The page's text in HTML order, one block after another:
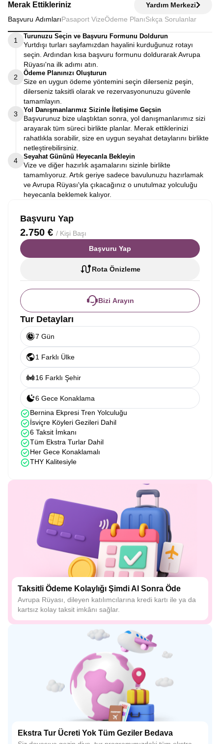
Yolları’nın konforu ve hizmet kalitesiyle seyahat edersiniz.
Merak Ettikleriniz
Yardım Merkezi
Başvuru AdımlarıPasaport VizeÖdeme Planı Sıkça Sorulanlar
1
Turunuzu Seçin ve Başvuru Formunu Doldurun
Yurtdışı turları sayfamızdan hayalini kurduğunuz rotayı
seçin. Ardından kısa başvuru formunu doldurarak Avrupa
Rüyası'na ilk adımı atın.
2
Ödeme Planınızı Oluşturun
Size en uygun ödeme yöntemini seçin dilerseniz peşin,
dilerseniz taksitli olarak ve rezervasyonunuzu güvenle
tamamlayın.
3
Yol Danışmanlarımız Sizinle İletişime Geçsin
Başvurunuz bize ulaştıktan sonra, yol danışmanlarımız sizi
arayarak tüm süreci birlikte planlar. Merak ettiklerinizi
rahatlıkla sorabilir, size en uygun seyahat detaylarını birlikte
netleştirebilirsiniz.
4
Seyahat Gününü Heyecanla Bekleyin
Vize ve diğer hazırlık aşamalarını sizinle birlikte
tamamlıyoruz. Artık geriye sadece bavulunuzu hazırlamak
ve Avrupa Rüyası'yla çıkacağınız o unutulmaz yolculuğu
heyecanla beklemek kalıyor.
Başvuru Yap
2.750 € / Kişi Başı
Başvuru Yap
Rota Önizleme
Bizi Arayın
Tur Detayları
7 Gün
1 Farklı Ülke
16 Farklı Şehir
6 Gece Konaklama
Bernina Ekpresi Tren Yolculuğu
İsviçre Köyleri Gezileri Dahil
6 Taksit İmkanı
Tüm Ekstra Turlar Dahil
Her Gece Konaklamalı
THY Kalitesiyle
Taksitli Ödeme Kolaylığı Şimdi Al Sonra Öde
Avrupa Rüyası, dileyen katılımcılarına kredi kartı ile ya da
kartsız kolay taksit imkânı sağlar.
Ekstra Tur Ücreti Yok Tüm Geziler Bedava